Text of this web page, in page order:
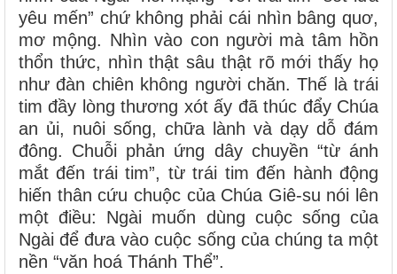
yêu mến” chứ không phải cái nhìn bâng quơ,
mơ mộng. Nhìn vào con người mà tâm hồn
thổn thức, nhìn thật sâu thật rõ mới thấy họ
như đàn chiên không người chăn. Thế là trái
tim đầy lòng thương xót ấy đã thúc đẩy Chúa
an ủi, nuôi sống, chữa lành và dạy dỗ đám
đông. Chuỗi phản ứng dây chuyền “từ ánh
mắt đến trái tim”, từ trái tim đến hành động
hiến thân cứu chuộc của Chúa Giê-su nói lên
một điều: Ngài muốn dùng cuộc sống của
Ngài để đưa vào cuộc sống của chúng ta một
nền “văn hoá Thánh Thể”.